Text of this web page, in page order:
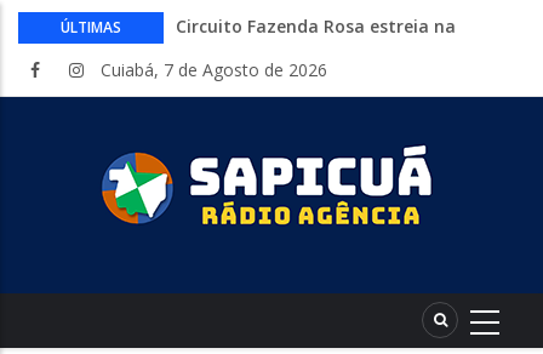
ÚLTIMAS
Circuito Fazenda Rosa estreia na
atividades do agronegócio
sexta-feira
Começa nesta sexta-feira em Cuiabá o
Mato Grosso AgroFestival, com rodeio e
crimes digitais contra menores
CAIXA e iFood facilitam financiamento
Cuiabá, 7 de Agosto de 2026